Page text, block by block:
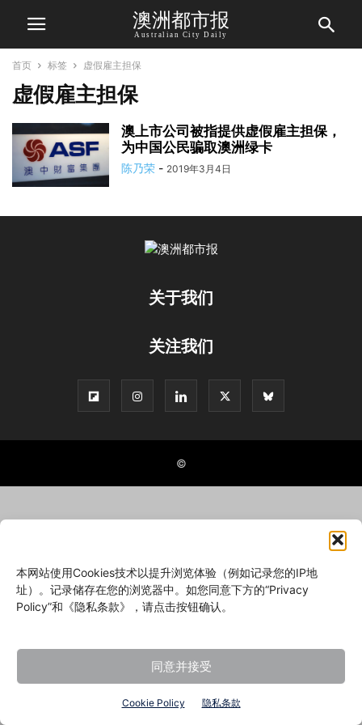
本网站使用Cookies技术以提升浏览体验（例如记录您的IP地
址）。记录储存在您的浏览器中。如您同意下方的“Privacy
Policy”和《隐私条款》，请点击按钮确认。
同意并接受
Cookie Policy 隐私条款
澳洲都市报
Australian City Daily
首页 标签 虚假雇主担保
虚假雇主担保
澳上市公司被指提供虚假雇主担保，
为中国公民骗取澳洲绿卡
陈乃荣 - 2019年3月4日
关于我们
关注我们
©